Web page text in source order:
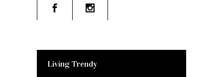
Living Trendy